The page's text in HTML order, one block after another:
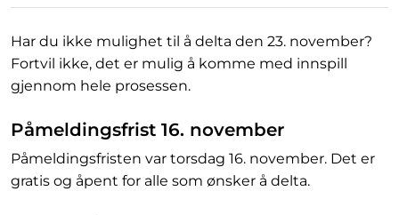
Har du ikke mulighet til å delta den 23. november?
Fortvil ikke, det er mulig å komme med innspill
gjennom hele prosessen.
Påmeldingsfrist 16. november
Påmeldingsfristen var torsdag 16. november. Det er
gratis og åpent for alle som ønsker å delta.